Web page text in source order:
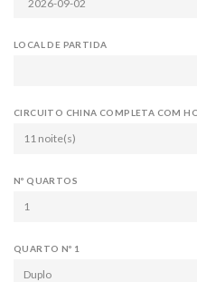
LOCAL DE PARTIDA
CIRCUITO CHINA COMPLETA COM
11 noite(s)
Nº QUARTOS
1
QUARTO Nº 1
Duplo